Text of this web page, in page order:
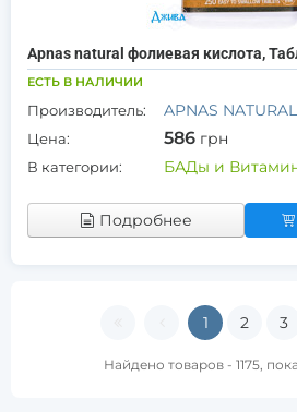
Apnas natural фолиевая кислота,
ЕСТЬ В НАЛИЧИИ
Производитель: APNAS NATURAL
Цена: 586 грн
В категории: БАДы и
Подробнее
1 2 3
Найдено товаров - 1175,